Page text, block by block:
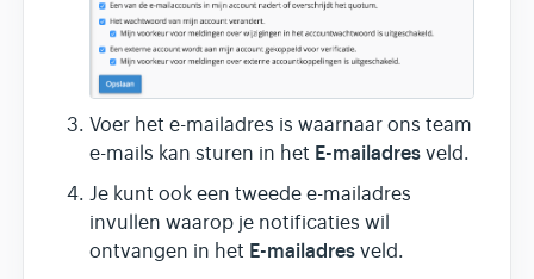
Voer het e-mailadres is waarnaar ons team
e-mails kan sturen in het E-mailadres veld.
Je kunt ook een tweede e-mailadres
invullen waarop je notificaties wil
ontvangen in het E-mailadres veld.